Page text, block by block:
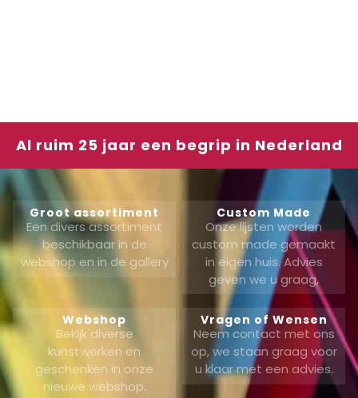
Al ruim 25 jaar een begrip in Nederland
Groot assortiment
Een divers assortiment
beschikbaar in de
webshop en in de gallery
Custom Made
Onze lijsten worden
custom made gemaakt
in eigen huis. Advies
geven we u graag,
Webshop
Bekijk diverse
kunstwerken en
geschenken in onze
nieuwe webshop.
Vragen of Wensen
Neem contact met ons
op, we staan graag voor
u klaar met een advies.